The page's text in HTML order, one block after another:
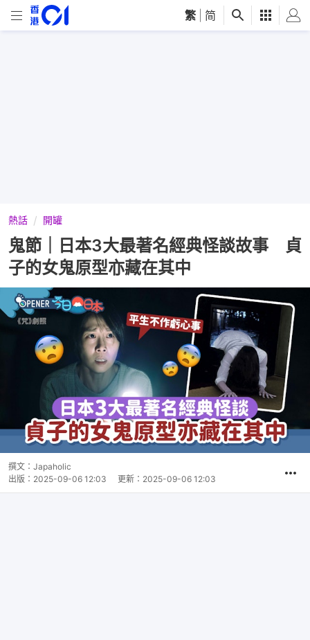
繁 简
熱話 開罐
鬼節｜日本3大最著名經典怪談故事 貞
子的女鬼原型亦藏在其中
撰文： Japaholic
出版： 2025-09-06 12:03 更新： 2025-09-06 12:03